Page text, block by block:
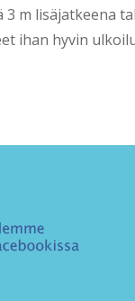
m lisäjatkeena
ihan hyvin